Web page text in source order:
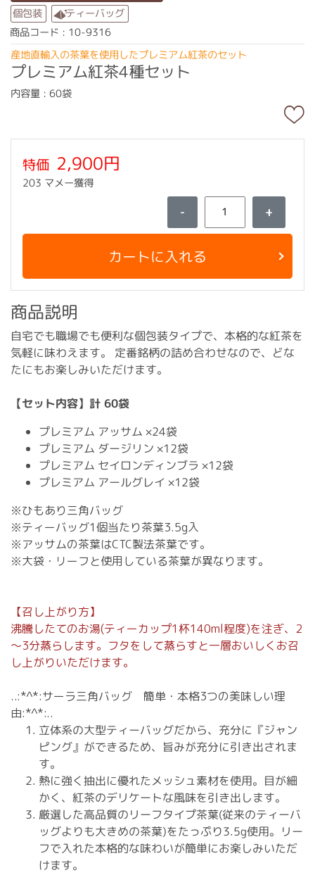
個包装 ティーバッグ
商品コード : 10-9316
産地直輸入の茶葉を使用したプレミアム紅茶のセット
プレミアム紅茶4種セット
内容量 : 60袋
特価 2,900円
203 マメー獲得
- +
カートに入れる
商品説明
自宅でも職場でも便利な個包装タイプで、本格的な紅茶を
気軽に味わえます。 定番銘柄の詰め合わせなので、どな
たにもお楽しみいただけます。
【セット内容】計 60袋
プレミアム アッサム ×24袋
プレミアム ダージリン ×12袋
プレミアム セイロンディンブラ ×12袋
プレミアム アールグレイ ×12袋
※ひもあり三角バッグ
※ティーバッグ1個当たり茶葉3.5g入
※アッサムの茶葉はCTC製法茶葉です。
※大袋・リーフと使用している茶葉が異なります。
【召し上がり方】
沸騰したてのお湯(ティーカップ1杯140ml程度)を注ぎ、2
～3分蒸らします。フタをして蒸らすと一層おいしくお召
し上がりいただけます。
..:*^*:サーラ三角バッグ 簡単・本格3つの美味しい理
由:*^*:..
立体系の大型ティーバッグだから、充分に『ジャン
ピング』ができるため、旨みが充分に引き出されま
す。
熱に強く抽出に優れたメッシュ素材を使用。目が細
かく、紅茶のデリケートな風味を引き出します。
厳選した高品質のリーフタイプ茶葉(従来のティーバ
ッグよりも大きめの茶葉)をたっぷり3.5g使用。リー
フで入れた本格的な味わいが簡単にお楽しみいただ
けます。